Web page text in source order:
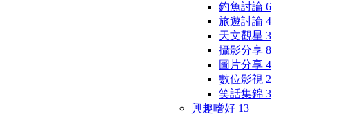
釣魚討論 6
旅遊討論 4
天文觀星 3
攝影分享 8
圖片分享 4
數位影視 2
笑話集錦 3
興趣嗜好 13